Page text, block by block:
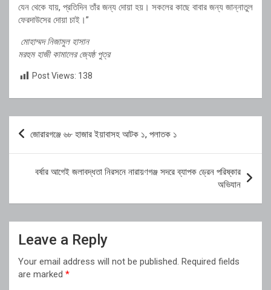
যেন থেকে যায়, প্রতিদিন তাঁর জন্য দোয়া হয়। সকলের কাছে বাবার জন্য জান্নাতুল
ফেরদাউসের দোয়া চাই।”
মোহাম্মদ নিজামুল হাসান
মরহুম হাজী কামালের জ্যেষ্ঠ পুত্র
Post Views: 138
Post
জোরারগঞ্জে ৬৮ হাজার ইয়াবাসহ আটক ১, পলাতক ১
বর্ষার আগেই জলাবদ্ধতা নিরসনে নারায়ণগঞ্জ সদরে ব্যাপক ড্রেন পরিষ্কার
অভিযান
Leave a Reply
Your email address will not be published. Required fields
are marked *